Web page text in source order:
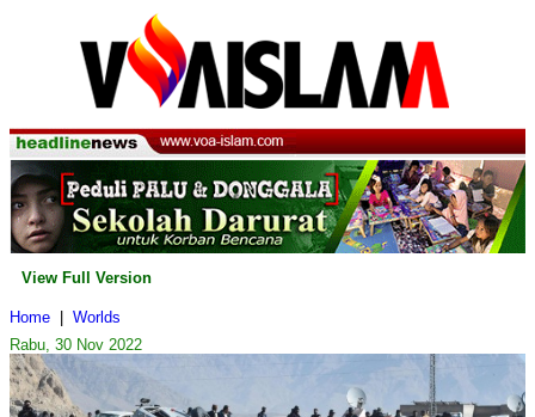
View Full Version
Home
Worlds
Rabu, 30 Nov 2022